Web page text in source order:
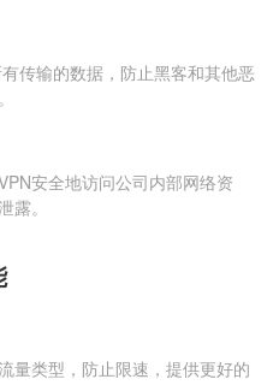
传输的数据，防止黑客和其他恶
安全地访问公司内部网络资
露。
量类型，防止限速，提供更好的